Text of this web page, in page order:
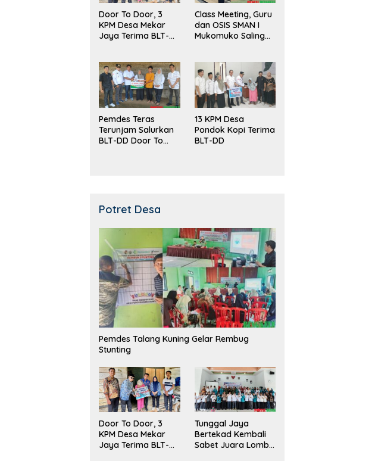
Door To Door, 3
KPM Desa Mekar
Jaya Terima BLT-
Class Meeting, Guru
dan OSIS SMAN I
Mukomuko Saling
Pemdes Teras
Terunjam Salurkan
BLT-DD Door To
13 KPM Desa
Pondok Kopi Terima
BLT-DD
Potret Desa
Pemdes Talang Kuning Gelar Rembug
Stunting
Door To Door, 3
KPM Desa Mekar
Jaya Terima BLT-
Tunggal Jaya
Bertekad Kembali
Sabet Juara Lomba